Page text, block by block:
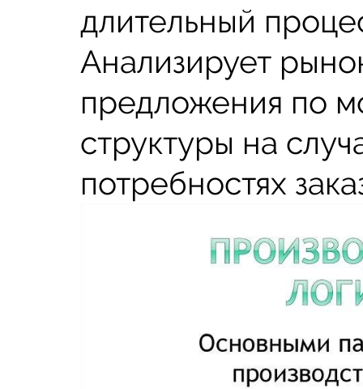
длительный
Анализирует
предложения по
структуры на
потребностях